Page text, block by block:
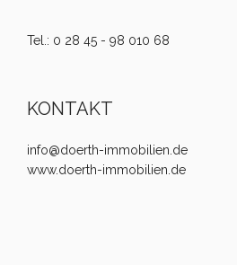
Tel.: 0 28 45 - 98 010 68
KONTAKT
info@doerth-immobilien.de
www.doerth-immobilien.de